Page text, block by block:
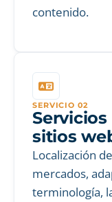
contenido.
SERVICIO 02
sitios
Localización
mercados,
terminología,